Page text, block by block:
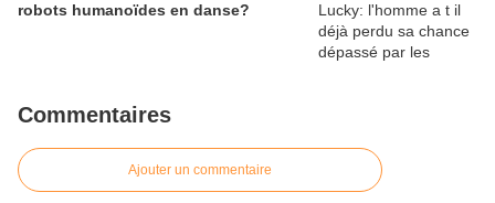
robots humanoïdes en danse?
Commentaires
Ajouter un commentaire